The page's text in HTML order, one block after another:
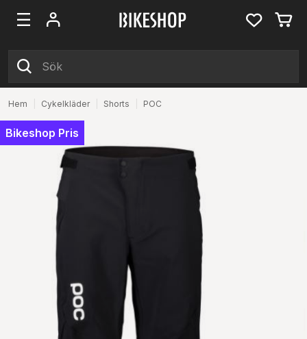
Hem Cykelkläder Shorts POC
Bikeshop Pris